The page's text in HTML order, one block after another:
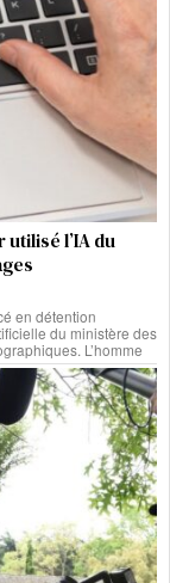
l’IA du
en détention
du ministère des
L’homme